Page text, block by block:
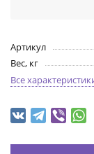
Артикул
Вес, кг
Все